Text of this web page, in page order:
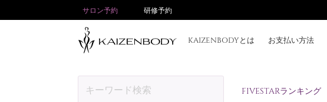
サロン予約 研修予約
KAIZENBODYとは お支払い方法
FIVESTARランキング